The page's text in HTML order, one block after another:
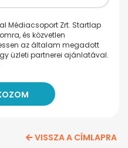
Médiacsoport Zrt. Startlap
és közvetlen
az általam megadott
üzleti partnerei ajánlatával.
VISSZA A CÍMLAPRA